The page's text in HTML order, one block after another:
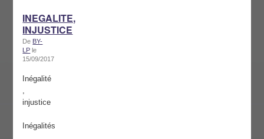
INEGALITE,
INJUSTICE
De BY-
LP le
15/09/2017
Inégalité
,
injustice
Inégalités